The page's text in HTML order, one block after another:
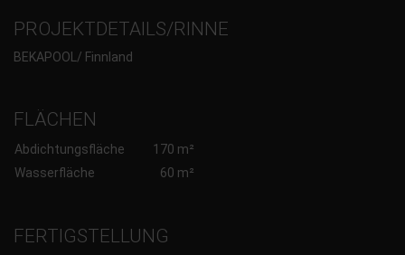
PROJEKTDETAILS/RINNE
BEKAPOOL/ Finnland
FLÄCHEN
Abdichtungsfläche
170 m²
Wasserfläche
60 m²
FERTIGSTELLUNG